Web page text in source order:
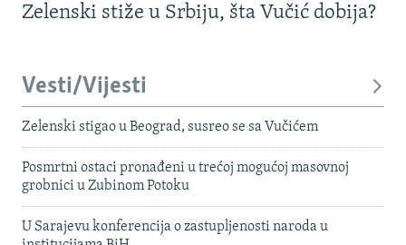
Zelenski stiže u Srbiju, šta Vučić dobija?
Vesti/Vijesti
Zelenski stigao u Beograd, susreo se sa Vučićem
Posmrtni ostaci pronađeni u trećoj mogućoj masovnoj
grobnici u Zubinom Potoku
U Sarajevu konferencija o zastupljenosti naroda u